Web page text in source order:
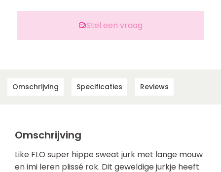
Stel een vraag
Omschrijving Specificaties Reviews
Omschrijving
Like FLO super hippe sweat jurk met lange mouw
en imi leren plissé rok. Dit geweldige jurkje heeft